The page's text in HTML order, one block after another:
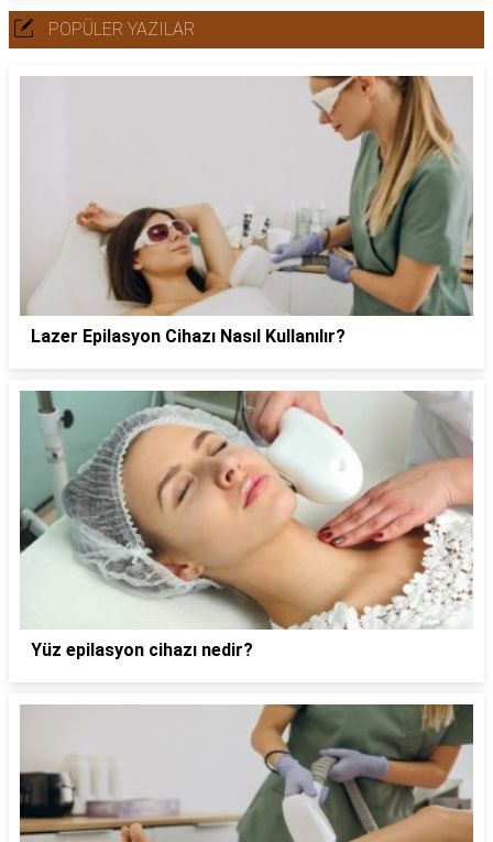
POPÜLER YAZILAR
Lazer Epilasyon Cihazı Nasıl Kullanılır?
Yüz epilasyon cihazı nedir?